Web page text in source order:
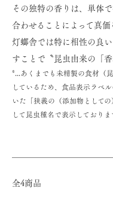
その独特の香りは、単体
合わせることによって真価
灯螂舎では特に相性の良
すことで〝昆虫由来の「香
*...あくまでも未精製の食材（
しているため、食品表示ラベ
いた「狭義の（添加物として
して昆虫種名で表示しておりま
全4商品